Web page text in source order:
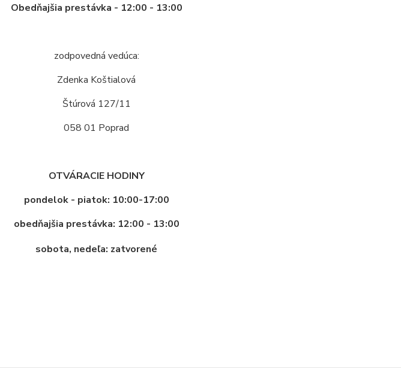
Obedňajšia prestávka - 12:00 - 13:00
zodpovedná vedúca:
Zdenka Koštialová
Štúrová 127/11
058 01 Poprad
OTVÁRACIE HODINY
pondelok - piatok: 10:00-17:00
obedňajšia prestávka: 12:00 - 13:00
sobota, nedeľa: zatvorené